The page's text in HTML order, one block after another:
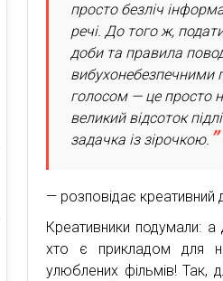
просто безліч
речі. До того ж,
доби та правила
голосом — це просто
великий відсоток
задачка із зірочкою.
— розповідає креативний
Креативники подумали:
хто є прикладом для
улюблених фільмів! Так,